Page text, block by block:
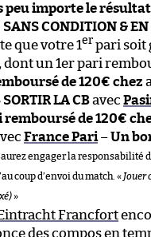
peu importe le
CONDITION & EN
que votre 1er pari soit
, dont un 1er pari
de 120€ chez
LA CBavec
de 120€
France Pari–Un
engager la responsabilité
coup d’envoi du match. « Jouer
»
Francfort
des compos en